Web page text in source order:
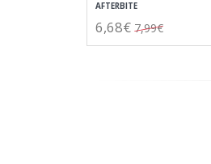
AFTERBITE
6,68€ 7,99€